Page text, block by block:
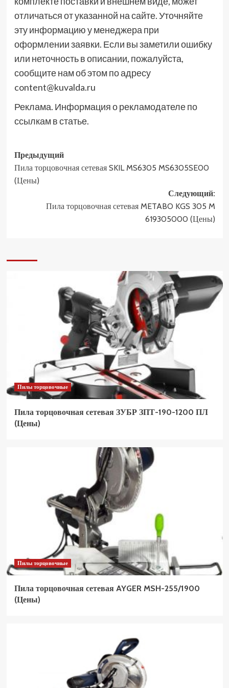
отличаться от указанной на сайте. Уточняйте
эту информацию у менеджера при
оформлении заявки. Если вы заметили ошибку
или неточность в описании, пожалуйста,
сообщите нам об этом по адресу
content@kuvalda.ru
Реклама. Информация о рекламодателе по
ссылкам в статье.
Навигация
записи
Предыдущий
Пила торцовочная сетевая SKIL MS6305 MS6305SE00
(Цены)
Следующий:
Пила торцовочная сетевая METABO KGS 305 M
619305000 (Цены)
Пилы торцовочные
Пила торцовочная сетевая ЗУБР ЗПТ-190-1200 ПЛ
(Цены)
Пилы торцовочные
Пила торцовочная сетевая AYGER MSH-255/1900
(Цены)